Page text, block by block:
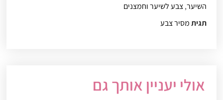
השיער,צבע לשיער וחמצנים
תגיתמסיר צבע
אולי יעניין אותך גם